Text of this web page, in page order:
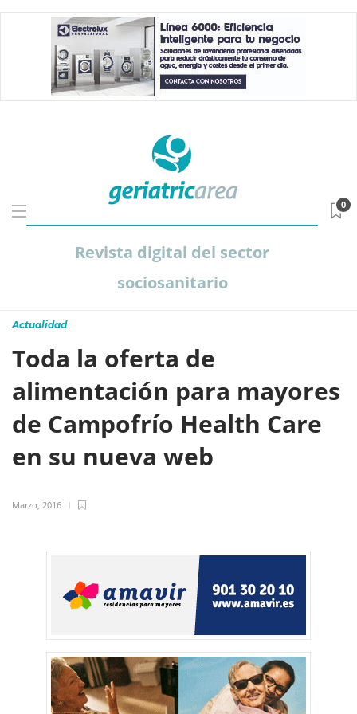
Revista digital del sector
sociosanitario
0
Actualidad
Toda la oferta de
alimentación para mayores
de Campofrío Health Care
en su nueva web
Marzo, 2016